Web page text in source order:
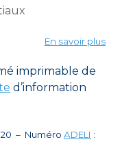
En savoir plus
imprimable de
d’information
– Numéro ADELI :